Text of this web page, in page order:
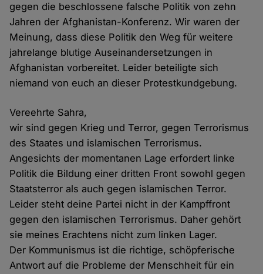
gegen die beschlossene falsche Politik von zehn
Jahren der Afghanistan-Konferenz. Wir waren der
Meinung, dass diese Politik den Weg für weitere
jahrelange blutige Auseinandersetzungen in
Afghanistan vorbereitet. Leider beteiligte sich
niemand von euch an dieser Protestkundgebung.
Vereehrte Sahra,
wir sind gegen Krieg und Terror, gegen Terrorismus
des Staates und islamischen Terrorismus.
Angesichts der momentanen Lage erfordert linke
Politik die Bildung einer dritten Front sowohl gegen
Staatsterror als auch gegen islamischen Terror.
Leider steht deine Partei nicht in der Kampffront
gegen den islamischen Terrorismus. Daher gehört
sie meines Erachtens nicht zum linken Lager.
Der Kommunismus ist die richtige, schöpferische
Antwort auf die Probleme der Menschheit für ein